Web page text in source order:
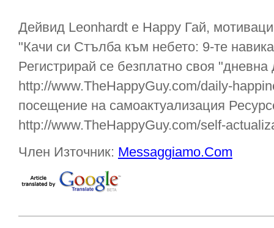
Дейвид Leonhardt е Happy Гай,
"Качи си Стълба към небето: 9-те
Регистрирай се безплатно своя
http://www.TheHappyGuy.com/daily-
посещение на самоактуализация
http://www.TheHappyGuy.com/self-
Член Източник: Messaggiamo.Com